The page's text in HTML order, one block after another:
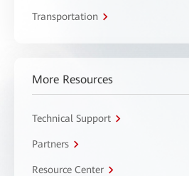
Transportation
More Resources
Technical Support
Partners
Resource Center